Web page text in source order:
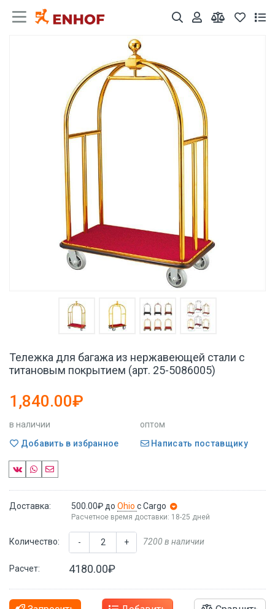
Тележка для багажа из нержавеющей стали с
титановым покрытием (арт. 25-5086005)
1,840.00₽
в наличии
оптом
Добавить в избранное
Написать поставщику
Доставка: 500.00₽ до Ohio с Cargo
Расчетное время доставки: 18-25 дней
Количество: - + 7200 в наличии
Расчет: 4180.00₽